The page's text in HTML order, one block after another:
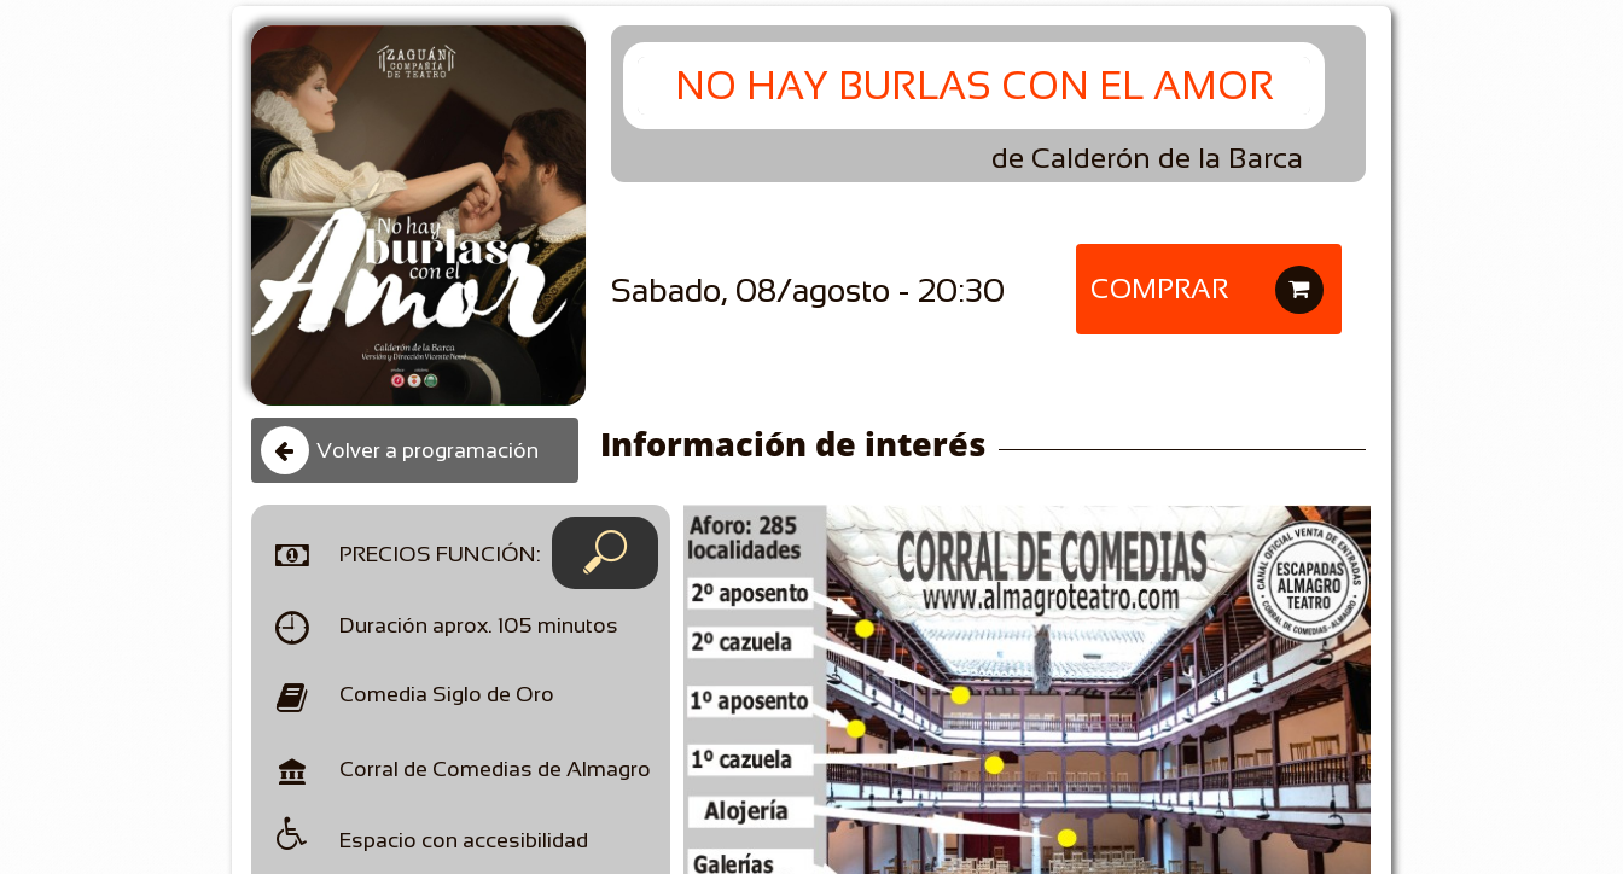
Volver a programación






PRECIOS FUNCIÓN:
Duración aprox. 105 minutos
Corral de Comedias de Almagro
Espacio con accesibilidad
Comedia Siglo de Oro

de Calderón de la Barca
NO HAY BURLAS CON EL AMOR
Sabado, 08/agosto - 20:30 COMPRAR 
Información de interés